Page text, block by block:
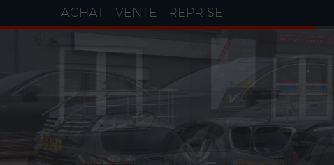
ACHAT - VENTE - REPRISE
Paramètres avancés des cookies